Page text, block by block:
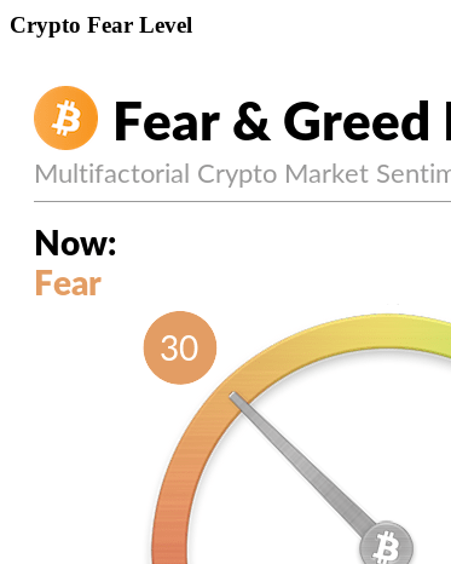
Crypto Fear Level